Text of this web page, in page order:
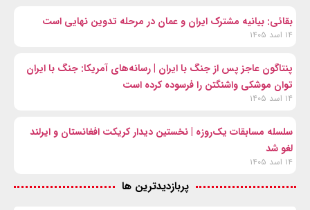
بقائی: بیانیه مشترک ایران و عمان در مرحله تدوین نهایی است
۱۴ اسد ۱۴۰۵
پنتاگون عاجز پس از جنگ با ایران | رسانه‌های آمریکا: جنگ با ایران
توان موشکی واشنگتن را فرسوده کرده است
۱۴ اسد ۱۴۰۵
سلسله مسابقات یک‌روزه | نخستین دیدار کریکت افغانستان و ایرلند
لغو شد
۱۴ اسد ۱۴۰۵
پربازدیدترین ها